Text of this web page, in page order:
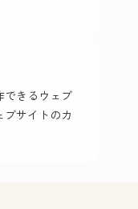
できるウェブ
サイトのカ